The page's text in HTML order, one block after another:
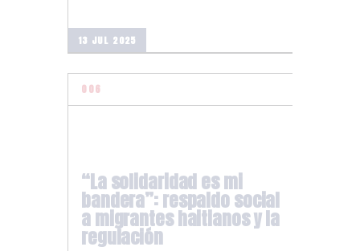
13 JUL 2025
“La solidaridad es mi
bandera”: respaldo social
a migrantes haitianos y la
regulación